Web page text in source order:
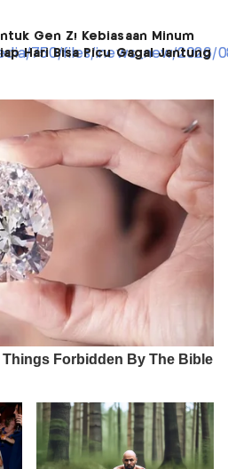
Gen Z! Kebiasaan Minum
Hari Bisa Picu Gagal Jantung